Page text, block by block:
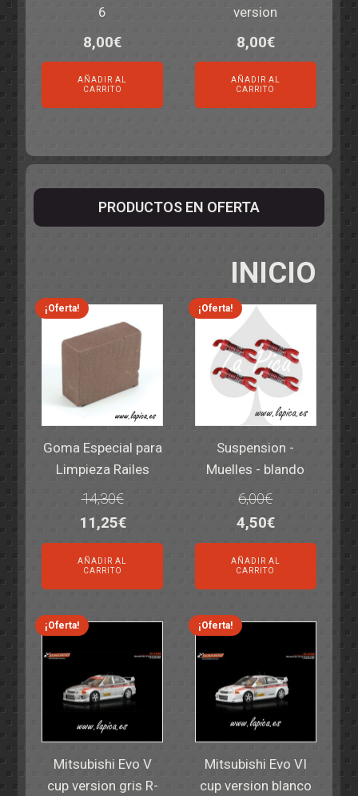
6
8,00€
AÑADIR AL
CARRITO
version
8,00€
AÑADIR AL
CARRITO
PRODUCTOS EN OFERTA
INICIO
¡Oferta!
Goma Especial para
Limpieza Railes
14,30€
El
precio
original
era:
14,30€.
11,25€El
precio
actual
es:
11,25€.
AÑADIR AL
CARRITO
¡Oferta!
Suspension -
Muelles - blando
6,00€
El
precio
original
era:
6,00€.
4,50€El
precio
actual
es:
4,50€.
AÑADIR AL
CARRITO
¡Oferta!
Mitsubishi Evo V
cup version gris R-
¡Oferta!
Mitsubishi Evo VI
cup version blanco